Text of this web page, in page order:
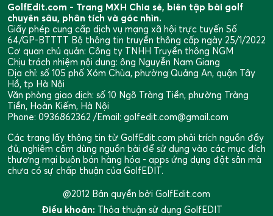
GolfEdit.com - Trang MXH Chia sẻ, biên tập bài golf
chuyên sâu, phân tích và góc nhìn.
Giấy phép cung cấp dịch vụ mạng xã hội trực tuyến Số
64/GP-BTTTT Bộ thông tin truyền thông cấp ngày 25/1/2022
Cơ quan chủ quản: Công ty TNHH Truyền thông NGM
Chịu trách nhiệm nội dung: ông Nguyễn Nam Giang
Địa chỉ: số 105 phố Xóm Chùa, phường Quảng An, quận Tây
Hồ, tp Hà Nội
Văn phòng giao dịch: số 10 Ngõ Tràng Tiền, phường Tràng
Tiền, Hoàn Kiếm, Hà Nội
Phone: 0936862362 /Email: golfedit.com@gmail.com
Các trang lấy thông tin từ GolfEdit.com phải trích nguồn đầy
đủ, nghiêm cấm dùng nguồn bài để sử dụng vào các mục đích
thương mại buôn bán hàng hóa - apps ứng dụng đặt sân mà
chưa có sự chấp thuận của GolfEDIT.
@2012 Bản quyền bởi GolfEdit.com
Điều khoản: Thỏa thuận sử dụng GolfEDIT